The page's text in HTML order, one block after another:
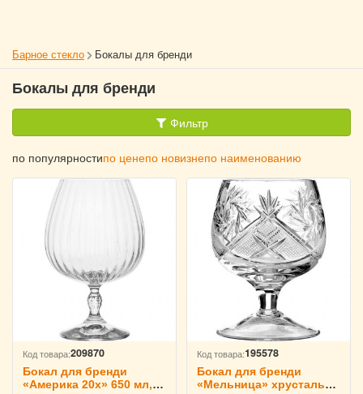
Барное стекло Бокалы для бренди
Бокалы для бренди
Фильтр
по популярностипо ценепо новизнепо наименованию
Код товара:209870
Бокал для бренди
«Америка 20х» 650 мл,
Код товара:195578
Бокал для бренди
«Мельница» хрусталь